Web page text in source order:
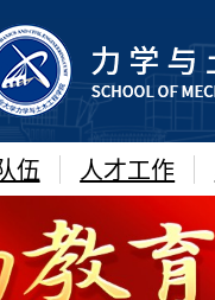
伍 人才工作